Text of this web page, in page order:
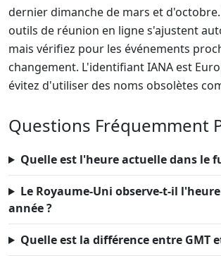
dernier dimanche de mars et
outils de réunion en ligne s'ajustent
mais vérifiez pour les événements
changement. L'identifiant IANA est
évitez d'utiliser des noms obsolètes
Questions Fréquemment
Quelle est l'heure actuelle dans le
Le Royaume-Uni observe-t-il
année ?
Quelle est la différence entre GMT